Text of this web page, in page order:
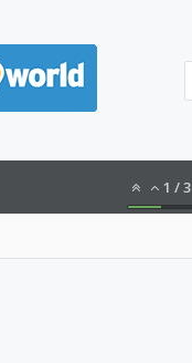
1 /3